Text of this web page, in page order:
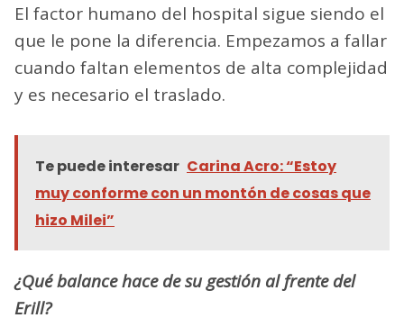
El factor humano del hospital sigue siendo el
que le pone la diferencia. Empezamos a fallar
cuando faltan elementos de alta complejidad
y es necesario el traslado.
Te puede interesar Carina Acro: “Estoy
muy conforme con un montón de cosas que
hizo Milei”
¿Qué balance hace de su gestión al frente del
Erill?